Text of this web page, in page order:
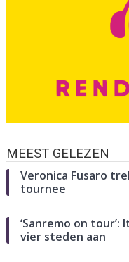
MEEST GELEZEN
Veronica Fusaro
tournee
‘Sanremo on
vier steden aan